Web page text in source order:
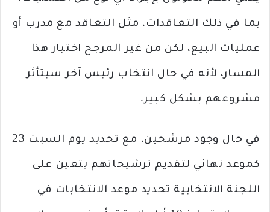
بما في ذلك التعاقدات، مثل التعاقد مع مدرب أو
عمليات البيع، لكن من غير المرجح اختيار هذا
المسار، لأنه في حال انتخاب رئيس آخر سيتأثر
مشروعهم بشكل كبير.
في حال وجود مرشحين، مع تحديد يوم السبت 23
كموعد نهائي لتقديم ترشيحاتهم يتعين على
اللجنة الانتخابية تحديد موعد الانتخابات في